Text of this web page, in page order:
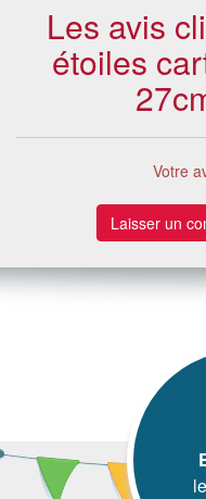
Les avis
étoiles
Votre
Laisser un